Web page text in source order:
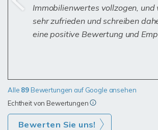
Immobilienwertes vollzogen, und
sehr zufrieden und schreiben
eine positive Bewertung und
Alle 89 Bewertungen auf Google ansehen
Echtheit von Bewertungen
Bewerten Sie uns!